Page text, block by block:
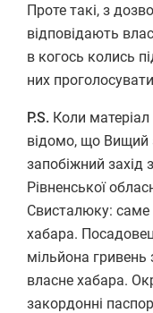
Проте такі, з
відповідають
в когось колись
них
P.S. Коли
відомо, що Вищий
запобіжний захід
Рівненської
Свисталюку: саме
хабара.
мільйона гривень
власне хабара.
закордонні